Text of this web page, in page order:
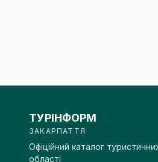
ТУРІНФОРМ
ЗАКАРПАТТЯ
Офіційний каталог
області